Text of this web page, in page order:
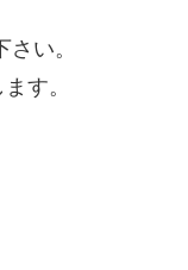
い。
す。